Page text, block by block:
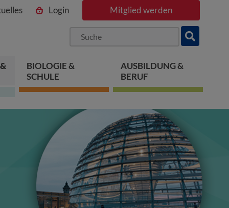
Login Mitglied werden
BIOLOGIE &
SCHULE
AUSBILDUNG &
BERUF